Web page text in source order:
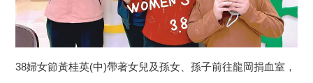
38婦女節黃桂英(中)帶著女兒及孫女、孫子前往龍岡捐血室，